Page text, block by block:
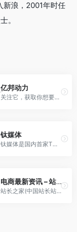
新浪，2001年时任
。
亿邦动力
关注它，获取你想要的一切电商知识和资源。 标签：微信公众号
钛媒体
钛媒体是国内首家TMT公司人社群媒体，最有钛度的一人一媒体平台，集信息交流融合、IT技术信息、新媒体于一身的媒体平台。
电商最新资讯 – 站长之家
站长之家(中国站长站)为个人站长与企业网络提供全面的站长资讯、源代码程序下载、海量建站素材、强大的搜索优化辅助工具、网络产品设计与运营理念以及一站式网络解决方案，十年来我们一直致力为中文网站提供动力。